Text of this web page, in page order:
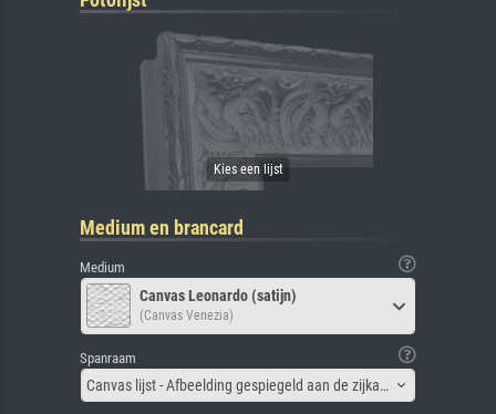
Medium en brancard
Medium
Canvas Leonardo (satijn)
(Canvas Venezia)
Spanraam
Canvas lijst - Afbeelding gespiegeld aan de zijkant